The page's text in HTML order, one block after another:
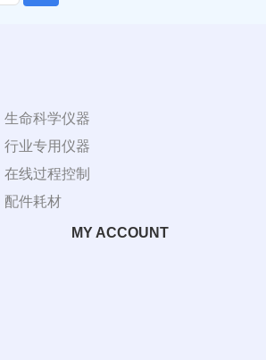
生命科学仪器
行业专用仪器
在线过程控制
配件耗材
MY ACCOUNT